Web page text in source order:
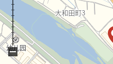
・和生活成为一体的约4.3张
・会话在菜的时候兴奋起来
・L字型的阳台
▼设备
−